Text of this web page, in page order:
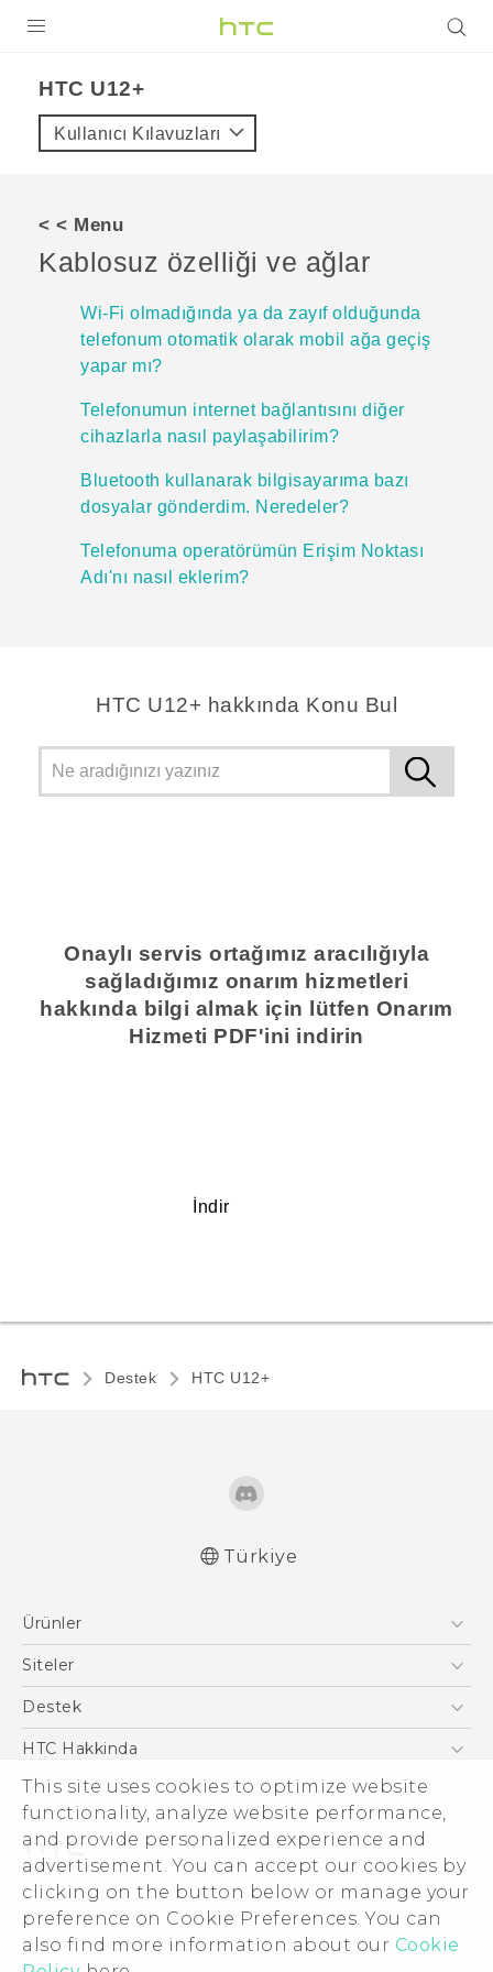
This site uses cookies to optimize website
functionality, analyze website performance,
and provide personalized experience and
advertisement. You can accept our cookies by
clicking on the button below or manage your
preference on Cookie Preferences. You can
also find more information about our Cookie
VIVE
VIVERSE
DESTEK
HTC U12+‎
Kullanıcı Kılavuzları
< < Menu
Kablosuz özelliği ve ağlar
Wi‍-Fi olmadığında ya da zayıf olduğunda
telefonum otomatik olarak mobil ağa geçiş
yapar mı?
Telefonumun internet bağlantısını diğer
cihazlarla nasıl paylaşabilirim?
Bluetooth kullanarak bilgisayarıma bazı
dosyalar gönderdim. Neredeler?
Telefonuma operatörümün Erişim Noktası
Adı'nı nasıl eklerim?
HTC U12+ hakkında Konu Bul
Onaylı servis ortağımız aracılığıyla
sağladığımız onarım hizmetleri
hakkında bilgi almak için lütfen Onarım
Hizmeti PDF'ini indirin
İndir
Destek HTC U12+‎
Türkiye
Ürünler
Akıllı Telefonlar
VIVE
Siteler
HTC Dev
Destek
Destek Merkezi
HTC Hakkinda
ESG
Yatırımcı (İNGİLİZCE)
Gizlilik Politikası
Ürün Güvenliği
Cookie Preferences
İnsan kaynakları
© 2011-2026 HTC Corporation
Hukuk Terimleri